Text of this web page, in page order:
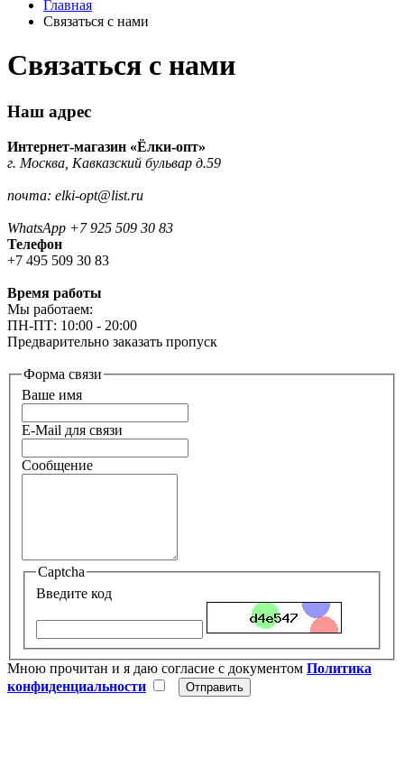
Главная
Связаться с нами
Связаться с нами
Наш адрес
Интернет-магазин «Ёлки-опт»
г. Москва, Кавказский бульвар д.59
почта: elki-opt@list.ru
WhatsApp +7 925 509 30 83
Телефон
+7 495 509 30 83
Время работы
Мы работаем:
ПН-ПТ: 10:00 - 20:00
Предварительно заказать пропуск
Форма связи
Ваше имя
E-Mail для связи
Сообщение
Captcha
Введите код
Мною прочитан и я даю согласие с документом Политика
конфиденциальности